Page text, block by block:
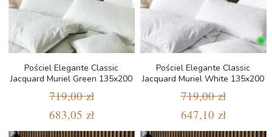
Pościel Elegante Classic
Jacquard Muriel Green 135x200
719,00 zł
683,05 zł
Pościel Elegante Classic
Jacquard Muriel White 135x200
719,00 zł
647,10 zł